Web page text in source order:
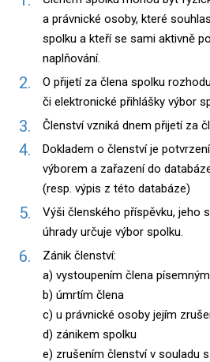
a právnické osoby, které
spolku a kteří se sami aktivně
naplňování.
O přijetí za člena spolku
či elektronické přihlášky výbor
Členství vzniká dnem přijetí za
Dokladem o členství je
výborem a zařazení do
(resp. výpis z této databáze)
Výši členského příspěvku, jeho
úhrady určuje výbor spolku.
Zánik členství:
a) vystoupením člena
b) úmrtím člena
c) u právnické osoby jejím
d) zánikem spolku
e) zrušením členství v souladu